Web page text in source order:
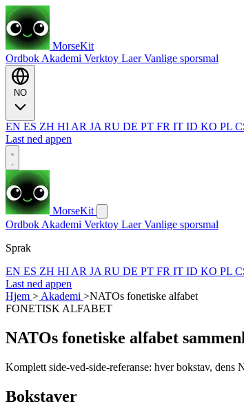
MorseKit
Ordbok Akademi Verktoy LaerVanlige sporsmal
EN ES ZH HI AR JA RU DE PT FR IT ID KO PL
Last ned appen
MorseKit
Ordbok Akademi Verktoy LaerVanlige sporsmal
Sprak
EN ES ZH HI AR JA RU DE PT FR IT ID KO PL
Last ned appen
Hjem > Akademi >NATOs fonetiske alfabet
FONETISK ALFABET
NATOs fonetiske alfabet
Komplett side-ved-side-referanse: hver bokstav,
Bokstaver